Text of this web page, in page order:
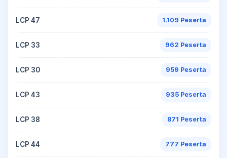
LCP 47 1.109 Peserta
LCP 33 962 Peserta
LCP 30 959 Peserta
LCP 43 935 Peserta
LCP 38 871 Peserta
LCP 44 777 Peserta